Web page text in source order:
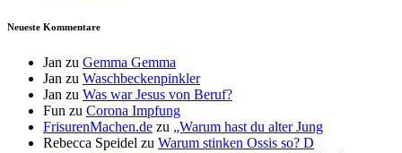
Neueste Kommentare
Jan zu Gemma Gemma
Jan zu Waschbeckenpinkler
Jan zu Was war Jesus von Beruf?
Fun zu Corona Impfung
FrisurenMachen.de zu „Warum hast du alter Jung
Rebecca Speidel zu Warum stinken Ossis so? D